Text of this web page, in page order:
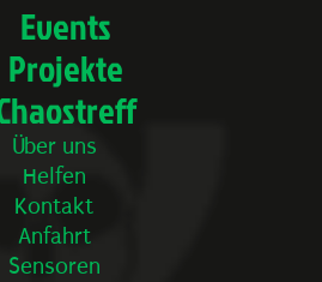
Events
Projekte
Über uns
Helfen
Kontakt
Anfahrt
Sensoren